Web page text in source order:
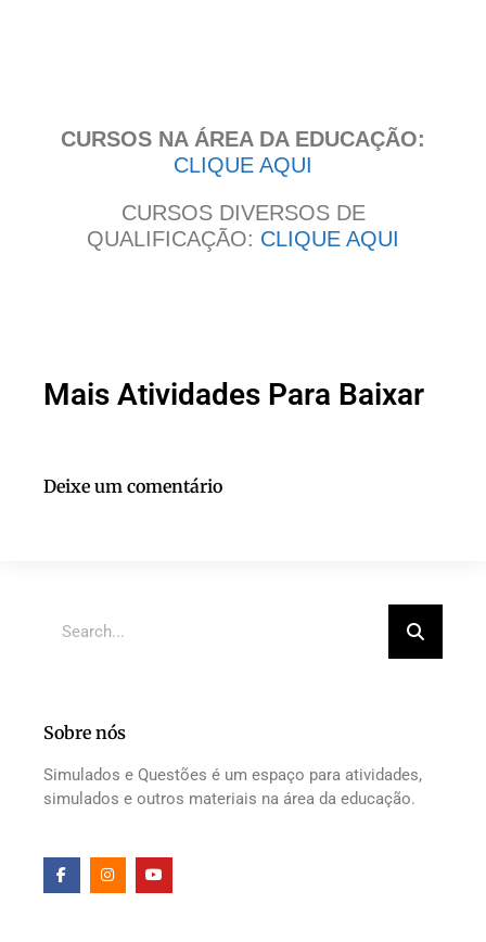
CURSOS NA ÁREA DA EDUCAÇÃO:
CLIQUE AQUI
CURSOS DIVERSOS DE
QUALIFICAÇÃO: CLIQUE AQUI
Mais Atividades Para Baixar
Deixe um comentário
Sobre nós
Simulados e Questões é um espaço para atividades,
simulados e outros materiais na área da educação.